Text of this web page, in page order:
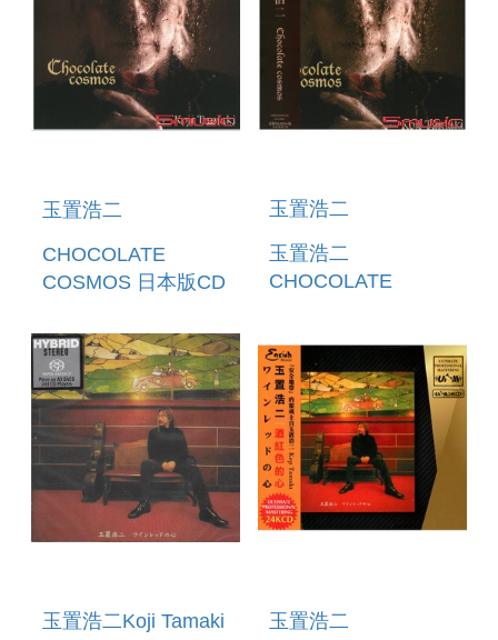
玉置浩二
CHOCOLATE
COSMOS 日本版CD
玉置浩二
玉置浩二
CHOCOLATE
玉置浩二Koji Tamaki
玉置浩二